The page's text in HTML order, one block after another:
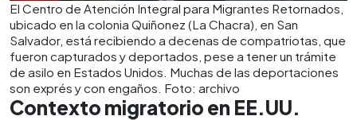
El Centro de Atención Integral para Migrantes Retornados,
ubicado en la colonia Quiñonez (La Chacra), en San
Salvador, está recibiendo a decenas de compatriotas, que
fueron capturados y deportados, pese a tener un trámite
de asilo en Estados Unidos. Muchas de las deportaciones
son exprés y con engaños. Foto: archivo
Contexto migratorio en EE.UU.